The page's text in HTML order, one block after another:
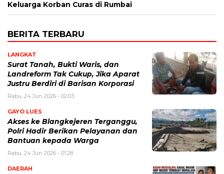
Keluarga Korban Curas di Rumbai
BERITA TERBARU
LANGKAT
Surat Tanah, Bukti Waris, dan
Landreform Tak Cukup, Jika Aparat
Justru Berdiri di Barisan Korporasi
Rabu, 24 Jun 2026 - 02:03
GAYO LUES
Akses ke Blangkejeren Terganggu,
Polri Hadir Berikan Pelayanan dan
Bantuan kepada Warga
Rabu, 24 Jun 2026 - 01:28
DAERAH